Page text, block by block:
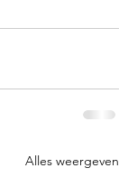
Alles weergeven